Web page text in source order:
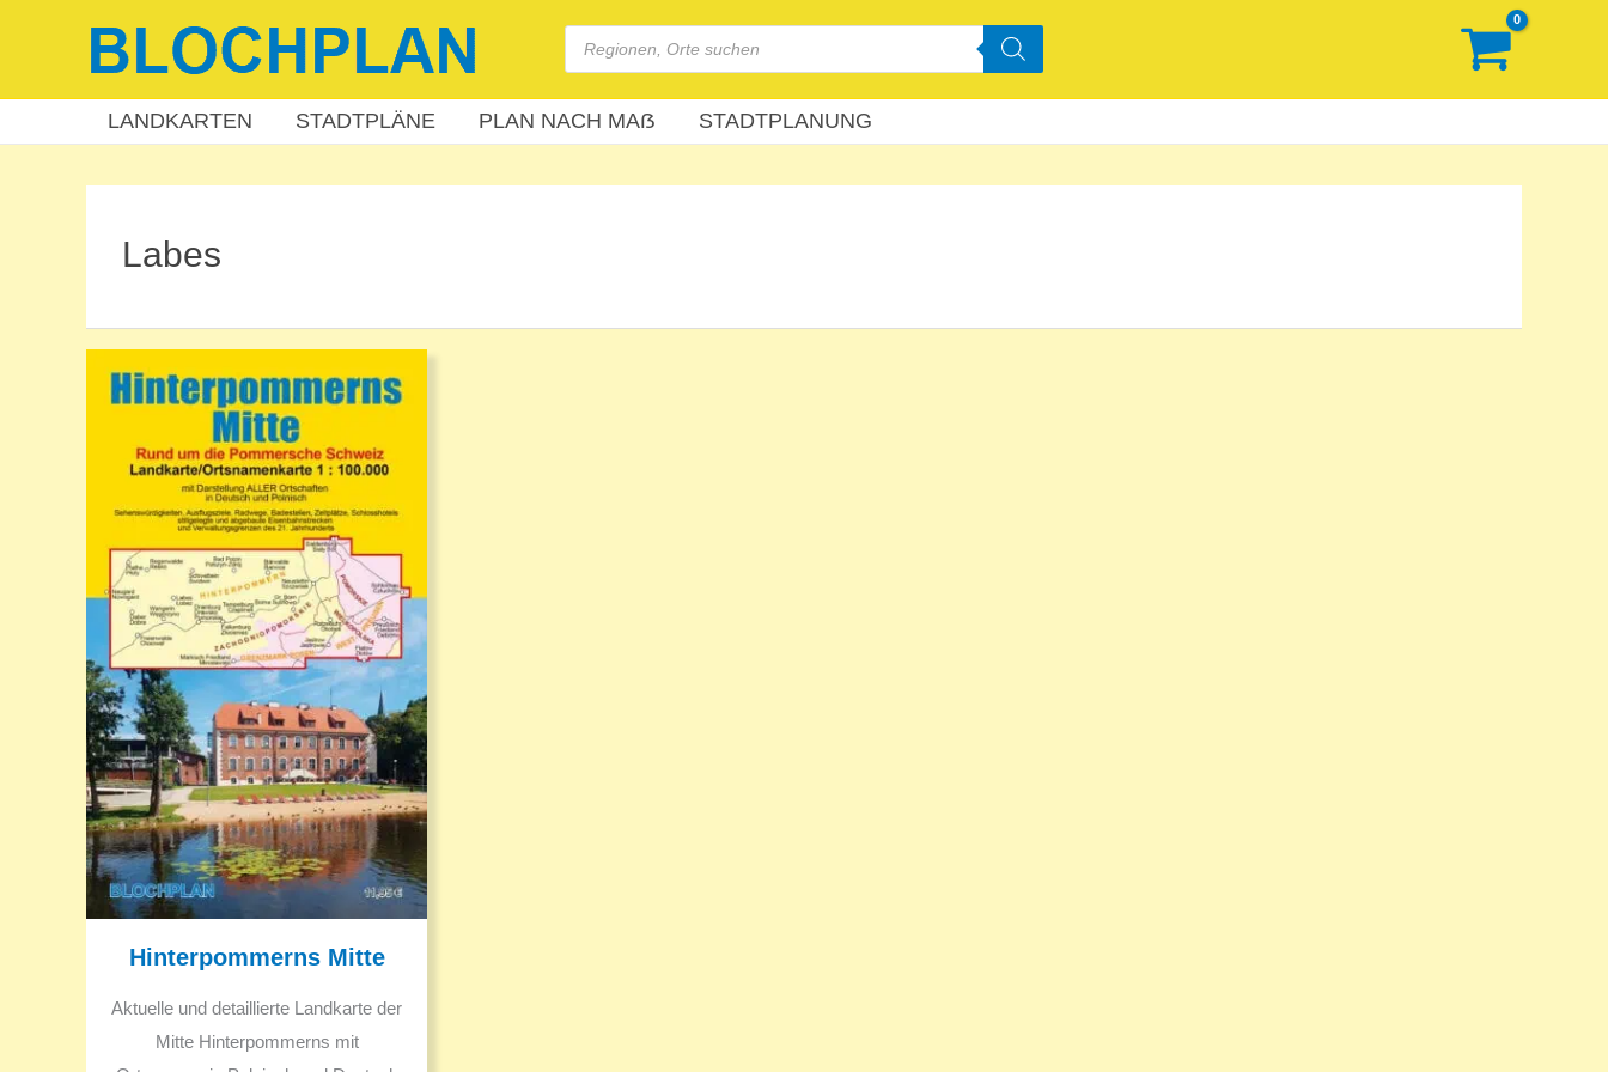
Products
search
LANDKARTEN STADTPLÄNE PLAN NACH MAẞ STADTPLANUNG
Labes
Hinterpommerns Mitte
Aktuelle und detaillierte Landkarte der
Mitte Hinterpommerns mit